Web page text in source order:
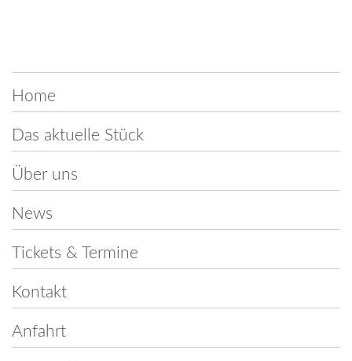
überspringen
Home
Das aktuelle Stück
Über uns
News
Tickets & Termine
Kontakt
Anfahrt